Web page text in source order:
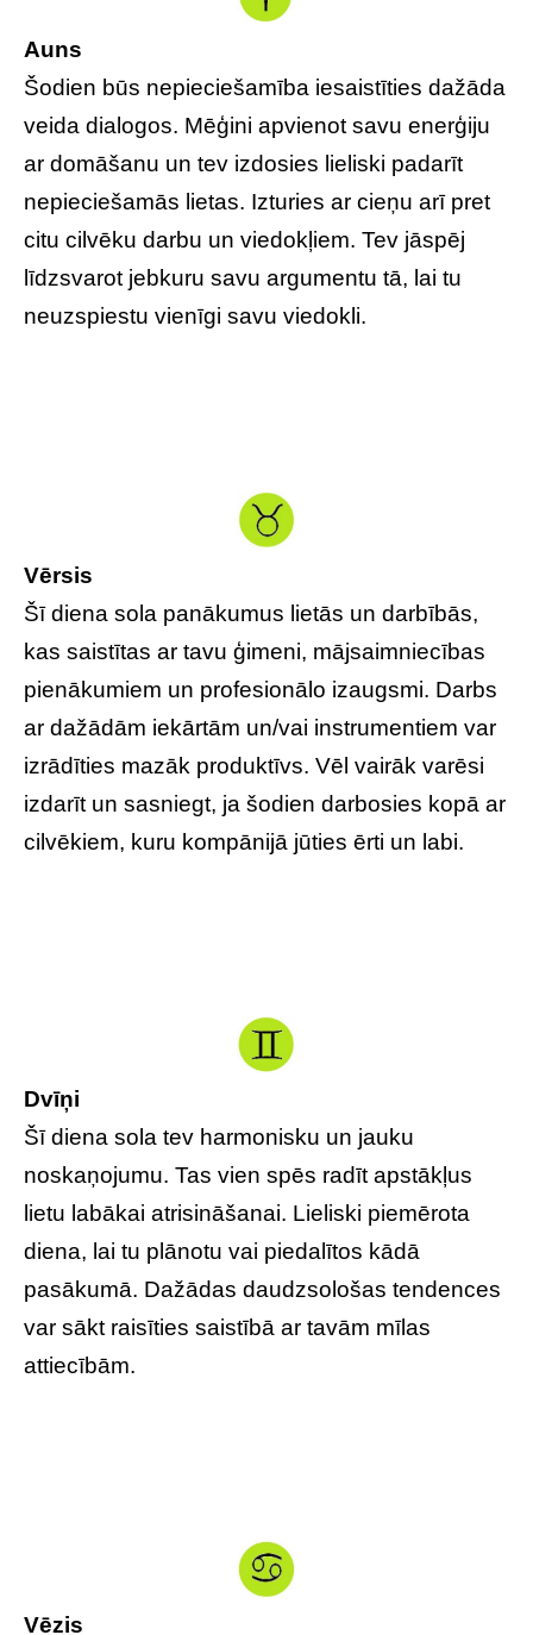
Auns
Šodien būs nepieciešamība iesaistīties dažāda
veida dialogos. Mēģini apvienot savu enerģiju
ar domāšanu un tev izdosies lieliski padarīt
nepieciešamās lietas. Izturies ar cieņu arī pret
citu cilvēku darbu un viedokļiem. Tev jāspēj
līdzsvarot jebkuru savu argumentu tā, lai tu
neuzspiestu vienīgi savu viedokli.
Vērsis
Šī diena sola panākumus lietās un darbībās,
kas saistītas ar tavu ģimeni, mājsaimniecības
pienākumiem un profesionālo izaugsmi. Darbs
ar dažādām iekārtām un/vai instrumentiem var
izrādīties mazāk produktīvs. Vēl vairāk varēsi
izdarīt un sasniegt, ja šodien darbosies kopā ar
cilvēkiem, kuru kompānijā jūties ērti un labi.
Dvīņi
Šī diena sola tev harmonisku un jauku
noskaņojumu. Tas vien spēs radīt apstākļus
lietu labākai atrisināšanai. Lieliski piemērota
diena, lai tu plānotu vai piedalītos kādā
pasākumā. Dažādas daudzsološas tendences
var sākt raisīties saistībā ar tavām mīlas
attiecībām.
Vēzis